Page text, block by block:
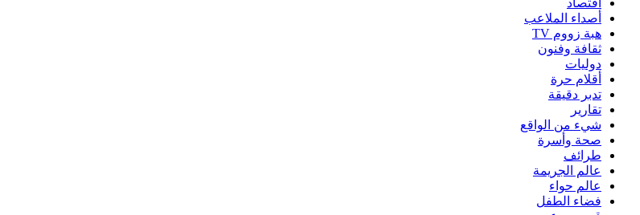
اقتصاد
أصداء الملاعب
هبة زووم TV
ثقافة وفنون
دوليات
أقلام حرة
تدبر دقيقة
تقارير
شيء من الواقع
صحة وأسرة
طرائف
عالم الجريمة
عالم حواء
فضاء الطفل